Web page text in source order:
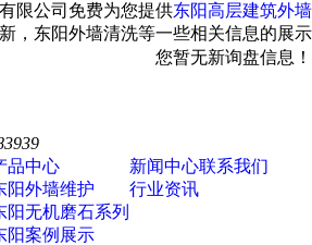
限公司免费为您提供东阳高层建筑外墙
，东阳外墙清洗等一些相关信息的展示
您暂无新询盘信息！
品中心
阳外墙维护
阳无机磨石系列
阳案例展示
新闻中心
行业资讯
联系我们